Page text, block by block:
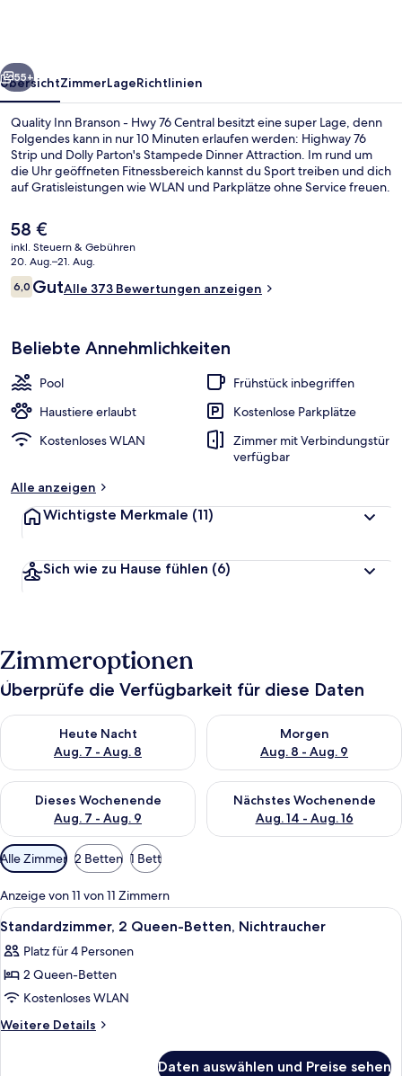
Central
Weiter
55+
ÜbersichtZimmerLageRichtlinien
Quality Inn Branson - Hwy 76 Central besitzt eine super Lage, denn
Folgendes kann in nur 10 Minuten erlaufen werden: Highway 76
Strip und Dolly Parton's Stampede Dinner Attraction. Im rund um
die Uhr geöffneten Fitnessbereich kannst du Sport treiben und dich
auf Gratisleistungen wie WLAN und Parkplätze ohne Service freuen.
kontinentales Frühstück serviert. Außerdem ist Folgendes mit dem
Auto nur 5 Minuten entfernt: Branson Landing (Freizeit- und
Vergnügungsviertel) und Titanic-Museum. Anderen Reisenden
gefallen das hilfsbereite Personal und das Frühstück sehr gut.
Der
aktuelle
Preis
beträgt
58 €.
58 €
inkl. Steuern & Gebühren
20. Aug.–21. Aug.
Bewertungen
6,06,0 von 10.
GutAlle 373 Bewertungen anzeigen
Beliebte Annehmlichkeiten
Pool
Frühstück inbegriffen
Haustiere erlaubt
Kostenlose Parkplätze
Kostenloses WLAN
Zimmer mit Verbindungstür
verfügbar
Alle anzeigen
Wichtigste Merkmale (11)
Sich wie zu Hause fühlen (6)
Zimmeroptionen
Überprüfe die Verfügbarkeit für diese Daten
Heute Nacht
Aug. 7 - Aug. 8
Überprüfe die Verfügbarkeit für heute Nacht, Aug. 7 - Aug. 8.
Morgen
Aug. 8 - Aug. 9
Überprüfe die Verfügbarkeit
Dieses Wochenende
Aug. 7 - Aug. 9
Überprüfe die Verfügbarkeit für dieses Wochenende, Aug. 7
Nächstes Wochenende
Aug. 14 - Aug. 16
Überprüfe die Verfügbarkeit
Verfügbare
Filter
für
Zimmer
Alle Zimmer 2 Betten 1 Bett
Anzeige von 11 von 11 Zimmern
Alle
Fotos
für
Standardzimmer,
2 Queen-
Betten,
Standardzimmer, 2 Queen-Betten,
9
Standardzimmer, 2 Queen-Betten, Nichtraucher
Platz für 4 Personen
2 Queen-Betten
Kostenloses WLAN
Weitere Details
Weitere
Daten auswählen und Preise sehen